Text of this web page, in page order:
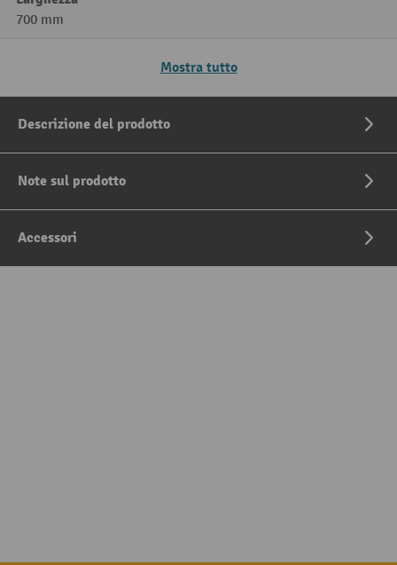
700 mm
Mostra tutto
Descrizione del prodotto
Note sul prodotto
Accessori